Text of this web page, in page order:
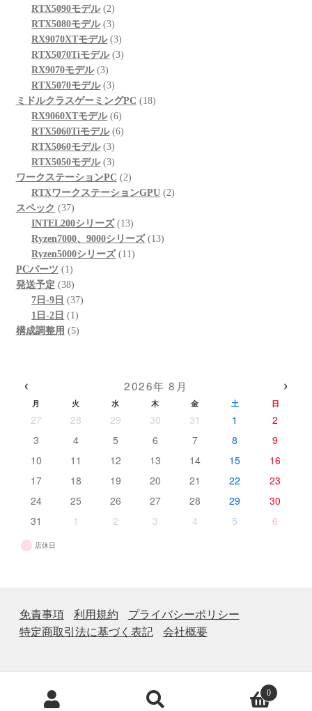
RTX5090モデル 22
個
の
商
RTX5080モデル 33
個
の
品
RX9070XTモデル 33
個
品
RTX5070Tiモデル 33
商
品
RX9070モデル 33
個
の
商
品
RTX5070モデル 33
個
の
商
品
ミドルクラスゲーミングPC 1818
RX9060XTモデル 66
個
品
RTX5060Tiモデル 66
商
品
RTX5060モデル 33
個
の
商
RTX5050モデル 33
個
の
品
ワークステーションPC 22
個
商
品
RTXワークステーションGPU 22
スペック 3737
個
の
商
品
INTEL200シリーズ 1313
個
の
Ryzen7000、9000シリーズ 1313
Ryzen5000シリーズ 1111
PCパーツ 11
個
の
商
品
発送予定 3838
個
の
商
7日-9日 3737
1日-2日 11
個
構成調整用 55
‹ 2026年 8月 ›
月 火 水 木 金 土 日
27 28 29 30 31 1
2
3
4 5 6 7 8
9
10
11 12 13 14 15
16
17
18 19 20 21 22
23
24
25 26 27 28 29
30
31
1 2 3 4 5 6
店休日
免責事項 利用規約
プライバシーポリシー
特定商取引法に基づく表記
会社概要
0